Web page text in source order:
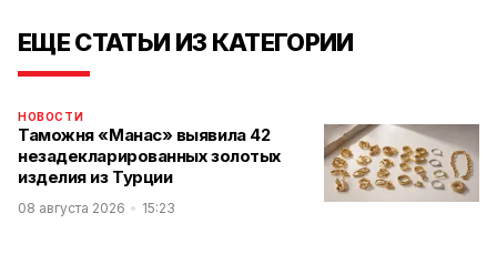
ЕЩЕ СТАТЬИ ИЗ КАТЕГОРИИ
НОВОСТИ
Таможня «Манас» выявила 42
незадекларированных золотых
изделия из Турции
08 августа 2026 15:23